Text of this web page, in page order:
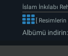
İslam İnkılabı
[ Resimlerin
Albümü indirin: